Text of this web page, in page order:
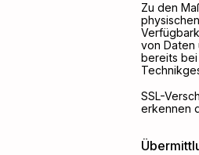
Zu den
von Daten
bereits
SSL-
erkennen